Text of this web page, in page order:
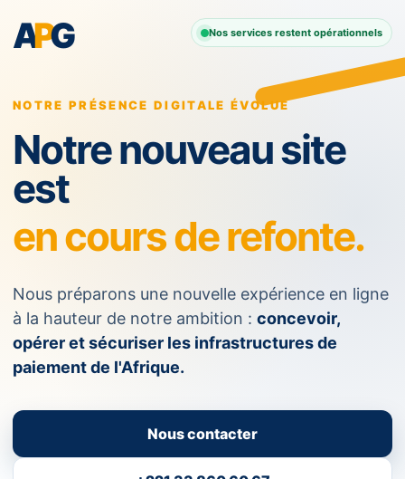
APG Nos services restent opérationnels
NOTRE PRÉSENCE DIGITALE ÉVOLUE
Notre nouveau site
est
en cours de refonte.
Nous préparons une nouvelle expérience en ligne
à la hauteur de notre ambition : concevoir,
opérer et sécuriser les infrastructures de
paiement de l'Afrique.
Nous contacter